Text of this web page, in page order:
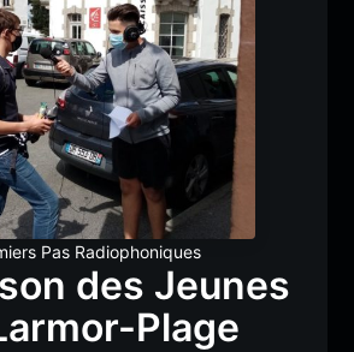
Pas Radiophoniques
des Jeunes
Plage